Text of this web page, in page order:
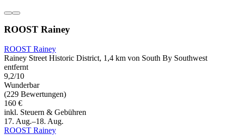
ROOST Rainey
ROOST Rainey
Rainey Street Historic District, 1,4 km von South By Southwest
entfernt
9,2/10
Wunderbar
(229 Bewertungen)
160 €
inkl. Steuern & Gebühren
17. Aug.–18. Aug.
ROOST Rainey